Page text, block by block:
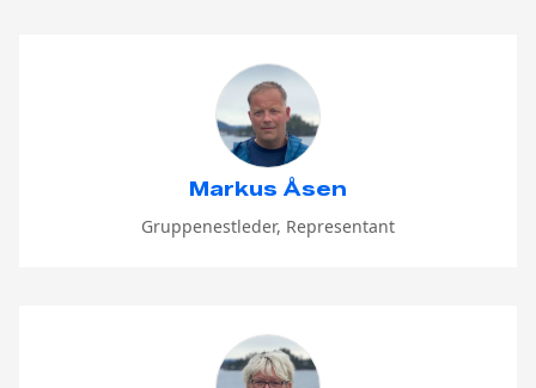
Markus Åsen
Gruppenestleder, Representant